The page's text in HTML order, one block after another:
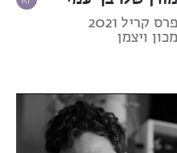
פרס קריל 2021
מכון ויצמן